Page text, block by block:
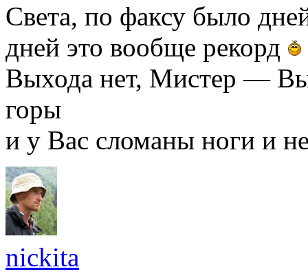
Света, по факсу было
дней это вообще рекорд
Выхода нет, Мистер —
горы
и у Вас сломаны ноги и
nickita